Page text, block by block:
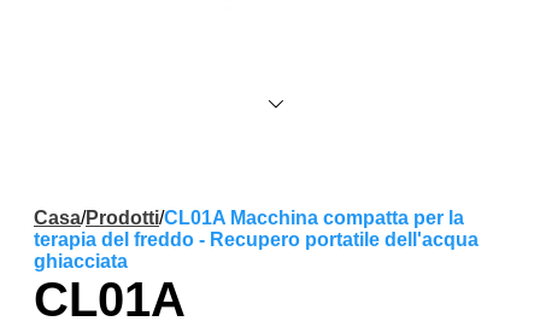
Casa/Prodotti/CL01A Macchina compatta per la
terapia del freddo - Recupero portatile dell'acqua
ghiacciata
CL01A